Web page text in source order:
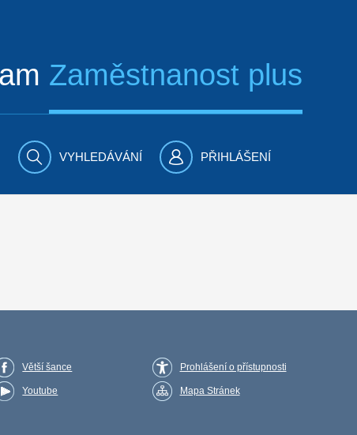
Zaměstnanost plus
VYHLEDÁVÁNÍ PŘIHLÁŠENÍ
Větší šance
Youtube
Prohlášení o přístupnosti
Mapa Stránek